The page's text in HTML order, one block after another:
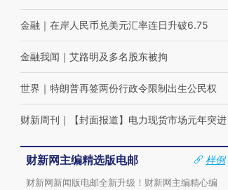
金融 ｜ 在岸人民币兑美元汇率连日升破6.75
金融我闻 ｜ 艾路明及多名股东被拘
世界 ｜ 特朗普再签两份行政令限制出生公民权
财新周刊 ｜ 【封面报道】电力现货市场元年突进
财新网主编精选版电邮
样例
财新网新闻版电邮全新升级！财新网主编精心编